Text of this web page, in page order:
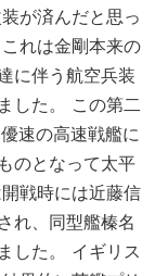
が済んだと思っ
れは金剛本来の
に伴う航空兵装
した。 この第二
速の高速戦艦に
のとなって太平
戦時には近藤信
れ、同型艦榛名
した。 イギリス